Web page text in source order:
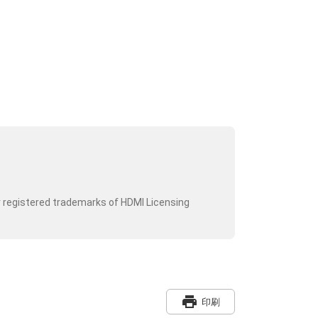
trademarks of HDMI Licensing
print 印刷